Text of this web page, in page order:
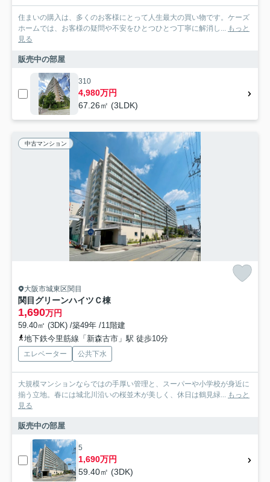
住まいの購入は、多くのお客様にとって人生最大の買い物です。ケーズ
ホームでは、お客様の疑問や不安をひとつひとつ丁寧に解消し... もっと
見る
販売中の部屋
310
4,980万円
67.26㎡ (3LDK)
中古マンション
大阪市城東区関目
関目グリーンハイツＣ棟
1,690万円
59.40㎡ (3DK) /築49年 /11階建
地下鉄今里筋線「新森古市」駅 徒歩10分
エレベーター 公共下水
大規模マンションならではの手厚い管理と、スーパーや小学校が身近に
揃う立地。春には城北川沿いの桜並木が美しく、休日は鶴見緑... もっと
見る
販売中の部屋
5
1,690万円
59.40㎡ (3DK)